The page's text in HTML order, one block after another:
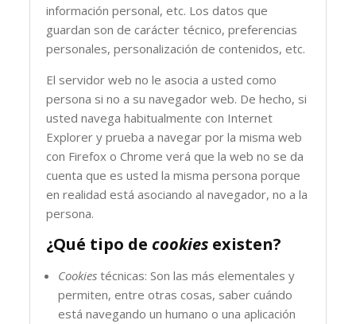
información personal, etc. Los datos que
guardan son de carácter técnico, preferencias
personales, personalización de contenidos, etc.
El servidor web no le asocia a usted como
persona si no a su navegador web. De hecho, si
usted navega habitualmente con Internet
Explorer y prueba a navegar por la misma web
con Firefox o Chrome verá que la web no se da
cuenta que es usted la misma persona porque
en realidad está asociando al navegador, no a la
persona.
¿Qué tipo de cookies existen?
Cookies técnicas: Son las más elementales y
permiten, entre otras cosas, saber cuándo
está navegando un humano o una aplicación